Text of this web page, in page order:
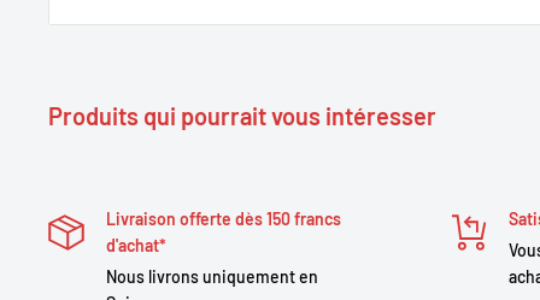
Installation facile : support inclus pour montage sur cadre
Descriptif technique
Produits qui pourrait vous intéresser
Livraison offerte dès 150 francs
d'achat*
Nous livrons uniquement en